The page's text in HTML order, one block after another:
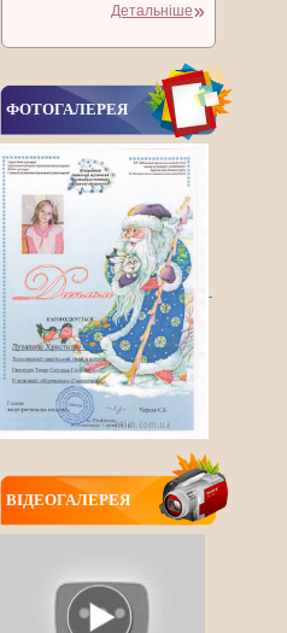
Детальніше
ФОТОГАЛЕРЕЯ
ВIДЕОГАЛЕРЕЯ